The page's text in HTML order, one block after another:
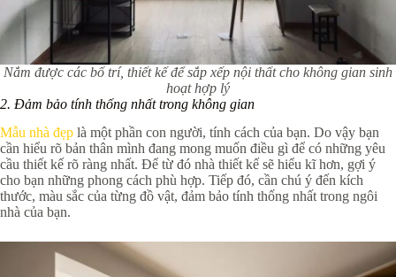
Nắm được các bố trí, thiết kế để sắp xếp nội thất cho không gian sinh
hoạt hợp lý
2. Đảm bảo tính thống nhất trong không gian
Mẫu nhà đẹp là một phần con người, tính cách của bạn. Do vậy bạn
cần hiểu rõ bản thân mình đang mong muốn điều gì để có những yêu
cầu thiết kế rõ ràng nhất. Để từ đó nhà thiết kế sẽ hiểu kĩ hơn, gợi ý
cho bạn những phong cách phù hợp. Tiếp đó, cần chú ý đến kích
thước, màu sắc của từng đồ vật, đảm bảo tính thống nhất trong ngôi
nhà của bạn.